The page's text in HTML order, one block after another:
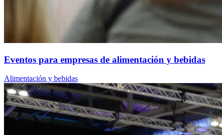
Eventos para empresas de alimentación y bebidas
Alimentación y bebidas